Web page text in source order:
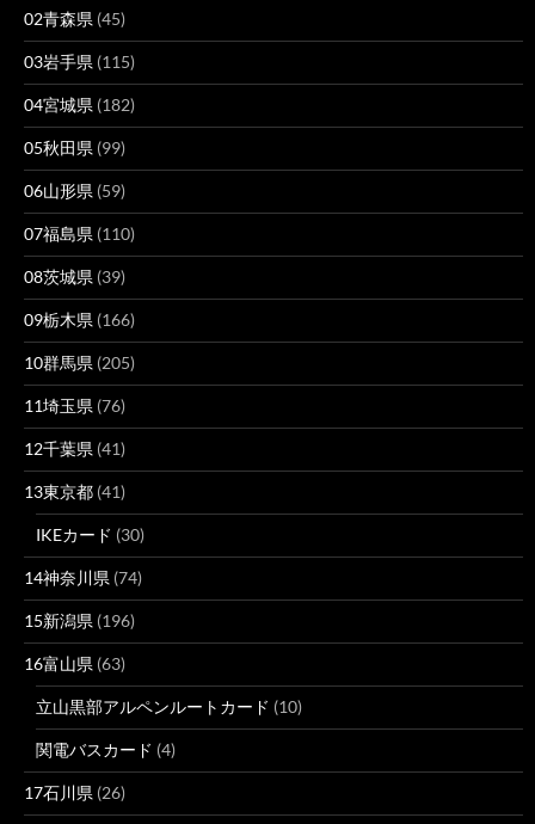
02青森県 (45)
03岩手県 (115)
04宮城県 (182)
05秋田県 (99)
06山形県 (59)
07福島県 (110)
08茨城県 (39)
09栃木県 (166)
10群馬県 (205)
11埼玉県 (76)
12千葉県 (41)
13東京都 (41)
IKEカード (30)
14神奈川県 (74)
15新潟県 (196)
16富山県 (63)
立山黒部アルペンルートカード (10)
関電バスカード (4)
17石川県 (26)